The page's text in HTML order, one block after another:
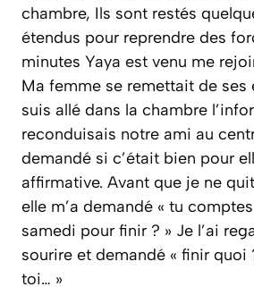
chambre, Ils sont restés
étendus pour reprendre des
minutes Yaya est venu me
Ma femme se remettait de ses
suis allé dans la chambre
reconduisais notre ami au
demandé si c’était bien pour
affirmative. Avant que je ne
elle m’a demandé « tu
samedi pour finir ? » Je l’ai
sourire et demandé « finir quoi
toi… »